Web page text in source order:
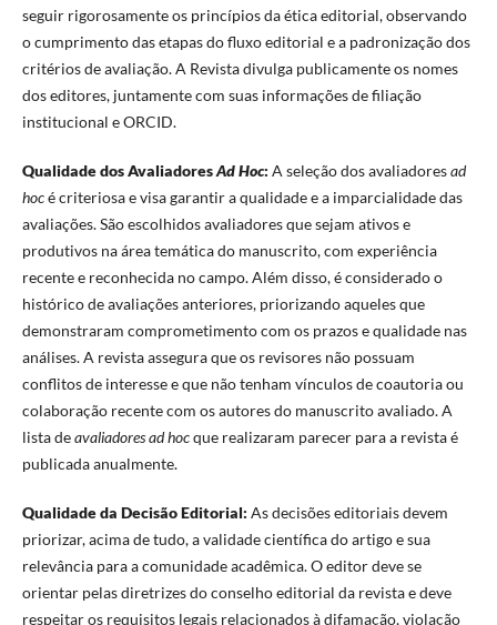
seguir rigorosamente os princípios da ética editorial, observando
o cumprimento das etapas do fluxo editorial e a padronização dos
critérios de avaliação. A Revista divulga publicamente os nomes
dos editores, juntamente com suas informações de filiação
institucional e ORCID.
Qualidade dos AvaliadoresAd Hoc: A seleção dos avaliadoresad
hocé criteriosa e visa garantir a qualidade e a imparcialidade das
avaliações. São escolhidos avaliadores que sejam ativos e
produtivos na área temática do manuscrito, com experiência
recente e reconhecida no campo. Além disso, é considerado o
histórico de avaliações anteriores, priorizando aqueles que
demonstraram comprometimento com os prazos e qualidade nas
análises. A revista assegura que os revisores não possuam
conflitos de interesse e que não tenham vínculos de coautoria ou
colaboração recente com os autores do manuscrito avaliado. A
lista deavaliadores ad hocque realizaram parecer para a revista é
publicada anualmente.
Qualidade da Decisão Editorial: As decisões editoriais devem
priorizar, acima de tudo, a validade científica do artigo e sua
relevância para a comunidade acadêmica. O editor deve se
orientar pelas diretrizes do conselho editorial da revista e deve
respeitar os requisitos legais relacionados à difamação, violação